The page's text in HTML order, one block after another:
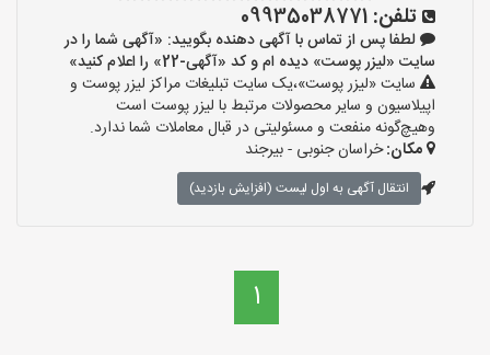
تلفن: 09935038771
لطفا پس از تماس با آگهی دهنده بگویید: «آگهی شما را در
سایت «لیزر پوست» دیده ام و کد «آگهی-22» را اعلام کنید»
سایت «لیزر پوست»،یک سایت تبلیغات مراکز لیزر پوست و
اپیلاسیون و سایر محصولات مرتبط با لیزر پوست است
وهیچ‌گونه منفعت و مسئولیتی در قبال معاملات شما ندارد.
مکان:خراسان جنوبی - بیرجند
انتقال آگهی به اول لیست (افزایش بازدید)
1